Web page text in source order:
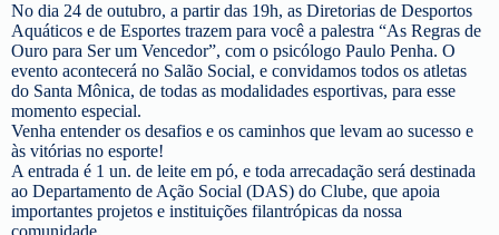
No dia 24 de outubro, a partir das 19h, as Diretorias de Desportos
Aquáticos e de Esportes trazem para você a palestra “As Regras de
Ouro para Ser um Vencedor”, com o psicólogo Paulo Penha. O
evento acontecerá no Salão Social, e convidamos todos os atletas
do Santa Mônica, de todas as modalidades esportivas, para esse
momento especial.
Venha entender os desafios e os caminhos que levam ao sucesso e
às vitórias no esporte!
A entrada é 1 un. de leite em pó, e toda arrecadação será destinada
ao Departamento de Ação Social (DAS) do Clube, que apoia
importantes projetos e instituições filantrópicas da nossa
comunidade.